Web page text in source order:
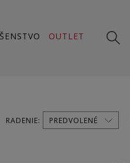
OUTLET
RADENIE: